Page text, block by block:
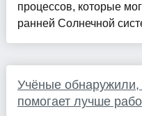
процессов, которые
ранней Солнечной
Учёные обнаружили,
помогает лучше